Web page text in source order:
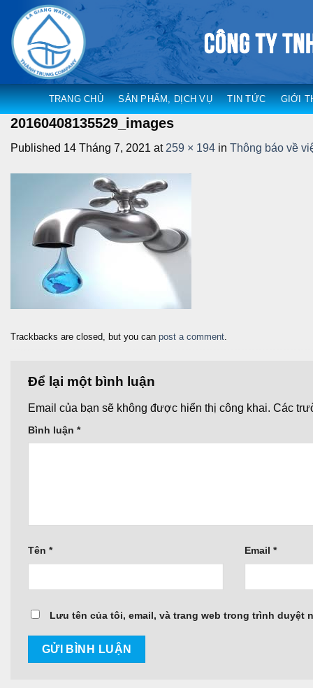
content
TRANG CHỦ SẢN PHẨM, DỊCH VỤ TIN TỨC GIỚI
20160408135529_images
Published 14 Tháng 7, 2021 at 259 × 194 in Thông báo về
Trackbacks are closed, but you can post a comment.
Để lại một bình luận
Email của bạn sẽ không được hiển thị công khai. Các
Bình luận *
Tên * Email *
Lưu tên của tôi, email, và trang web trong trình duyệt